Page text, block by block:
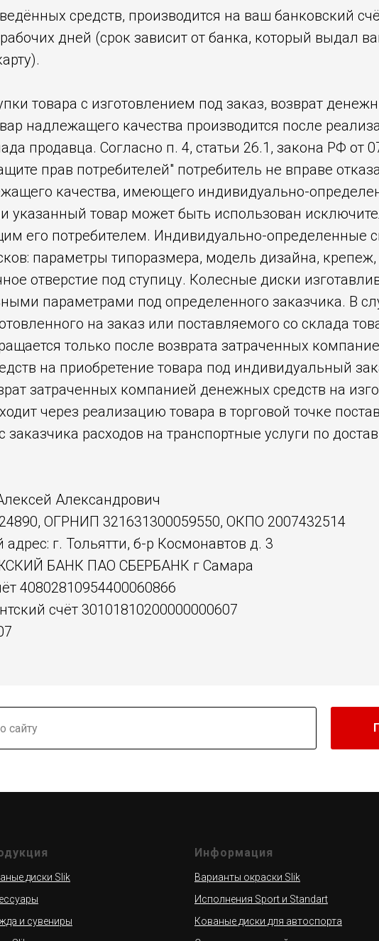
средств, производится на ваш банковский
дней (срок зависит от банка, который выдал
товара с изготовлением под заказ, возврат
надлежащего качества производится после
продавца. Согласно п. 4, статьи 26.1, закона РФ от
прав потребителей" потребитель не вправе
качества, имеющего индивидуально-
указанный товар может быть использован
его потребителем. Индивидуально-определенные
параметры типоразмера, модель дизайна, крепеж,
отверстие под ступицу. Колесные диски
параметрами под определенного заказчика. В
на заказ или поставляемого со склада
только после возврата затраченных
на приобретение товара под индивидуальный
затраченных компанией денежных средств на
через реализацию товара в торговой точке
расходов на транспортные услуги по
Александрович
ОГРНИП 321631300059550, ОКПО 2007432514
г. Тольятти, б-р Космонавтов д. 3
БАНК ПАО СБЕРБАНК г Самара
40802810954400060866
счёт 30101810200000000607
диски Slik
и сувениры
Информация
Варианты окраски Slik
Исполнения Sport и Standart
Кованые диски для автоспорта